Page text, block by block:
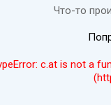
Что-то
c.at is not a